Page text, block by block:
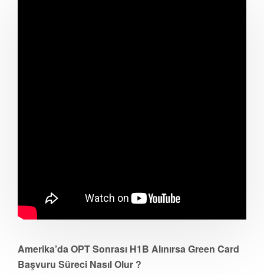
Amerika’da OPT Sonrası H1B Alınırsa Green Card
Başvuru Süreci Nasıl Olur ?